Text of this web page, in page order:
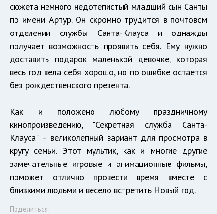
сюжета немного недотепистый младший сын Санты
по имени Артур. Он скромно трудится в почтовом
отделении службы Санта-Клауса и однажды
получает возможность проявить себя. Ему нужно
доставить подарок маленькой девочке, которая
весь год вела себя хорошо, но по ошибке остается
без рождественского презента.
Как и положено любому праздничному
кинопроизведению, "Секретная служба Санта-
Клауса" – великолепный вариант для просмотра в
кругу семьи. Этот мультик, как и многие другие
замечательные игровые и анимационные фильмы,
поможет отлично провести время вместе с
близкими людьми и весело встретить Новый год.
Поделиться: